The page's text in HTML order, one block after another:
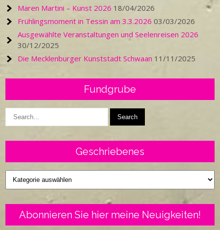
Maren Martini – Kunst 2026 18/04/2026
Frühlingsmoment in Tessin am 3.3.2026 03/03/2026
Ausgewählte Veranstaltungen und Seelenreisen 2026
30/12/2025
Die Mecklenburger Kunststadt Schwaan 11/11/2025
Fundgrube
Geschriebenes
Geschriebenes
Abonnieren Sie hier meine Neuigkeiten!